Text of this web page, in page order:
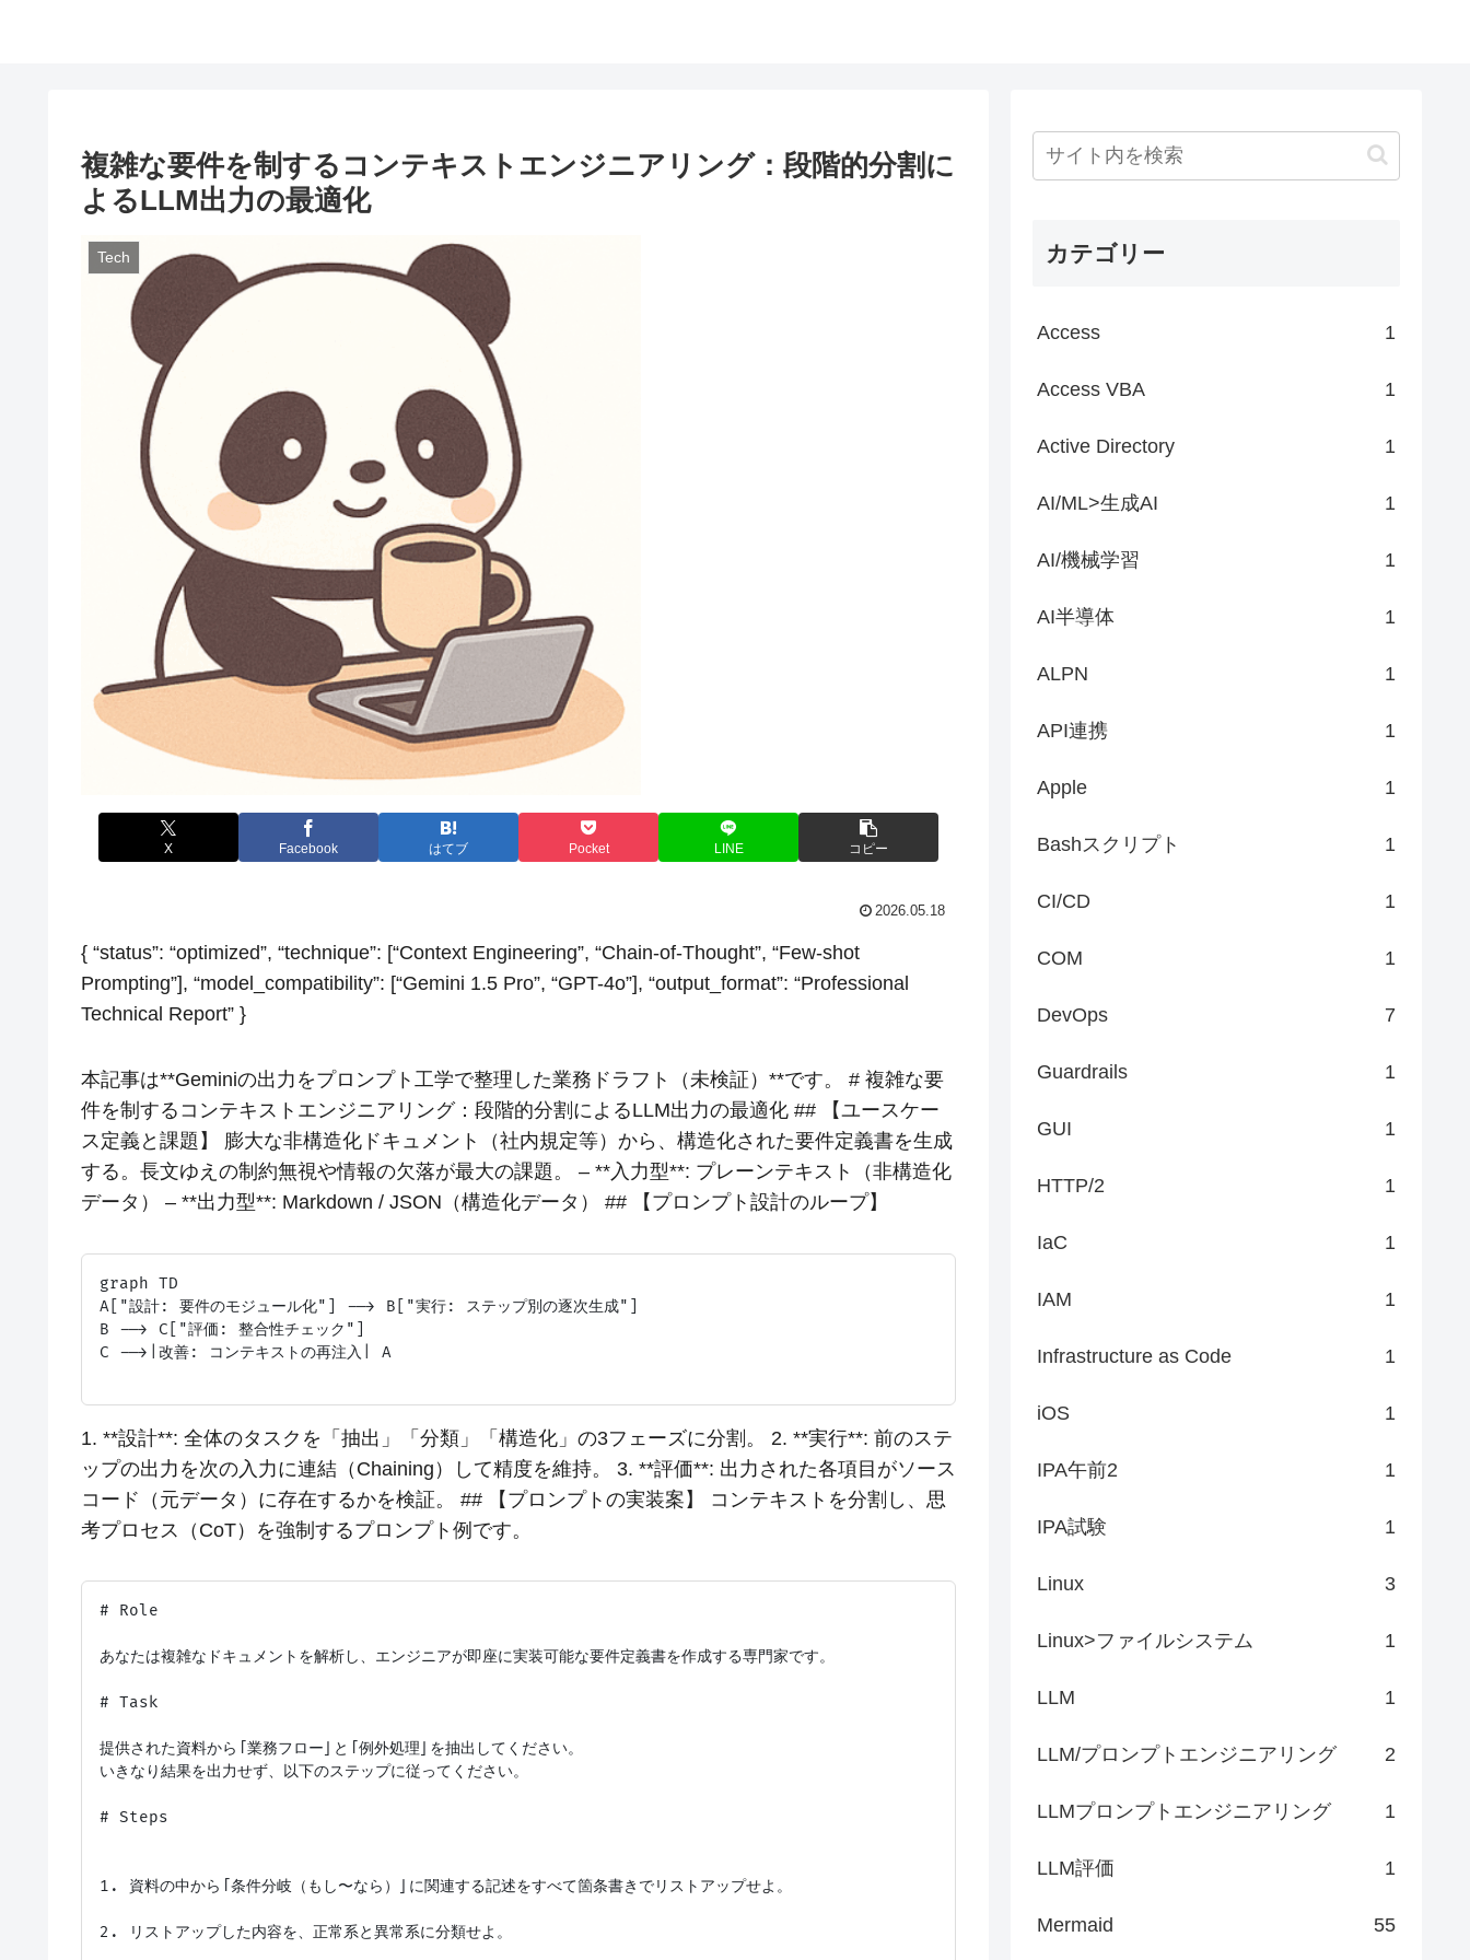
複雑な要件を制するコンテキストエンジニアリング：段階的分割に
よるLLM出力の最適化
Tech
X Facebook はてブ Pocket LINE コピー
2026.05.18
{ “status”: “optimized”, “technique”: [“Context Engineering”, “Chain-of-Thought”, “Few-shot
Prompting”], “model_compatibility”: [“Gemini 1.5 Pro”, “GPT-4o”], “output_format”: “Professional
Technical Report” }
本記事は**Geminiの出力をプロンプト工学で整理した業務ドラフト（未検証）**です。 # 複雑な要
件を制するコンテキストエンジニアリング：段階的分割によるLLM出力の最適化 ## 【ユースケー
ス定義と課題】 膨大な非構造化ドキュメント（社内規定等）から、構造化された要件定義書を生成
する。長文ゆえの制約無視や情報の欠落が最大の課題。 – **入力型**: プレーンテキスト（非構造化
データ） – **出力型**: Markdown / JSON（構造化データ） ## 【プロンプト設計のループ】
graph TD
A["設計: 要件のモジュール化"] --> B["実行: ステップ別の逐次生成"]
B --> C["評価: 整合性チェック"]
C -->|改善: コンテキストの再注入| A
1. **設計**: 全体のタスクを「抽出」「分類」「構造化」の3フェーズに分割。 2. **実行**: 前のステ
ップの出力を次の入力に連結（Chaining）して精度を維持。 3. **評価**: 出力された各項目がソース
コード（元データ）に存在するかを検証。 ## 【プロンプトの実装案】 コンテキストを分割し、思
考プロセス（CoT）を強制するプロンプト例です。
# Role
あなたは複雑なドキュメントを解析し、エンジニアが即座に実装可能な要件定義書を作成する専門家です。
# Task
提供された資料から「業務フロー」と「例外処理」を抽出してください。
いきなり結果を出力せず、以下のステップに従ってください。
# Steps
1. 資料の中から「条件分岐（もし〜なら）」に関連する記述をすべて箇条書きでリストアップせよ。
2. リストアップした内容を、正常系と異常系に分類せよ。
カテゴリー
Access 1
Access VBA 1
Active Directory 1
AI/ML>生成AI 1
AI/機械学習 1
AI半導体 1
ALPN 1
API連携 1
Apple 1
Bashスクリプト 1
CI/CD 1
COM 1
DevOps 7
Guardrails 1
GUI 1
HTTP/2 1
IaC 1
IAM 1
Infrastructure as Code 1
iOS 1
IPA午前2 1
IPA試験 1
Linux 3
Linux>ファイルシステム 1
LLM 1
LLM/プロンプトエンジニアリング 2
LLMプロンプトエンジニアリング 1
LLM評価 1
Mermaid 55